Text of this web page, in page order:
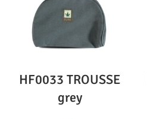
HF0033 TROUSSE
grey